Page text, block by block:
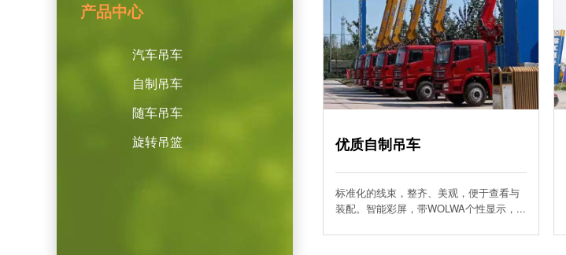
产品中心
汽车吊车
自制吊车
随车吊车
旋转吊篮
优质自制吊车
标准化的线束，整齐、美观，便于查看与
装配。智能彩屏，带WOLWA个性显示，...